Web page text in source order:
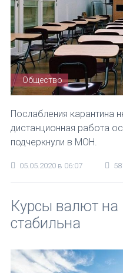
Общество
Послабления карантина
дистанционная работа
подчеркнули в МОН.
05.05.2020 в 06:07
Курсы валют на
стабильна